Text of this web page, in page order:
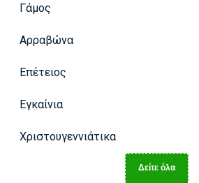
Γάμος
Αρραβώνα
Επέτειος
Εγκαίνια
Χριστουγεννιάτικα
Δείτε όλα